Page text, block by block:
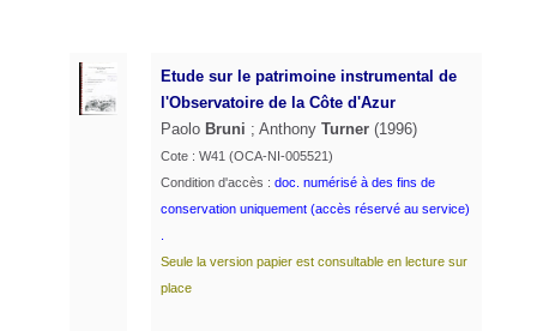
Etude sur le patrimoine instrumental de
l'Observatoire de la Côte d'Azur
Paolo Bruni ; Anthony Turner (1996)
Cote : W41 (OCA-NI-005521)
Condition d'accès : doc. numérisé à des fins de
conservation uniquement (accès réservé au service)
Seule la version papier est consultable en lecture sur
place